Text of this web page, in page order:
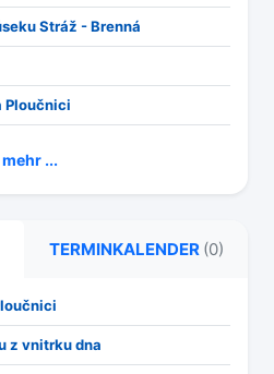
Stráž - Brenná
Ploučnici
mehr ...
TERMINKALENDER (0)
z vnitrku dna